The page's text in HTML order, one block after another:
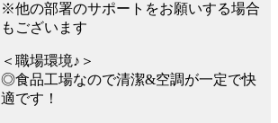
※他の部署のサポートをお願いする場合
もございます
＜職場環境♪＞
◎食品工場なので清潔&空調が一定で快
適です！